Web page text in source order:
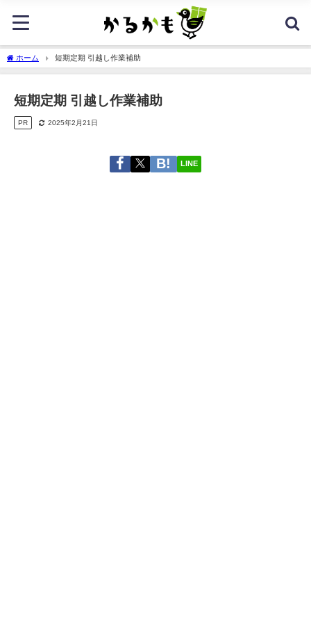
ホーム 短期定期 引越し作業補助
短期定期 引越し作業補助
PR 2025年2月21日
LINE